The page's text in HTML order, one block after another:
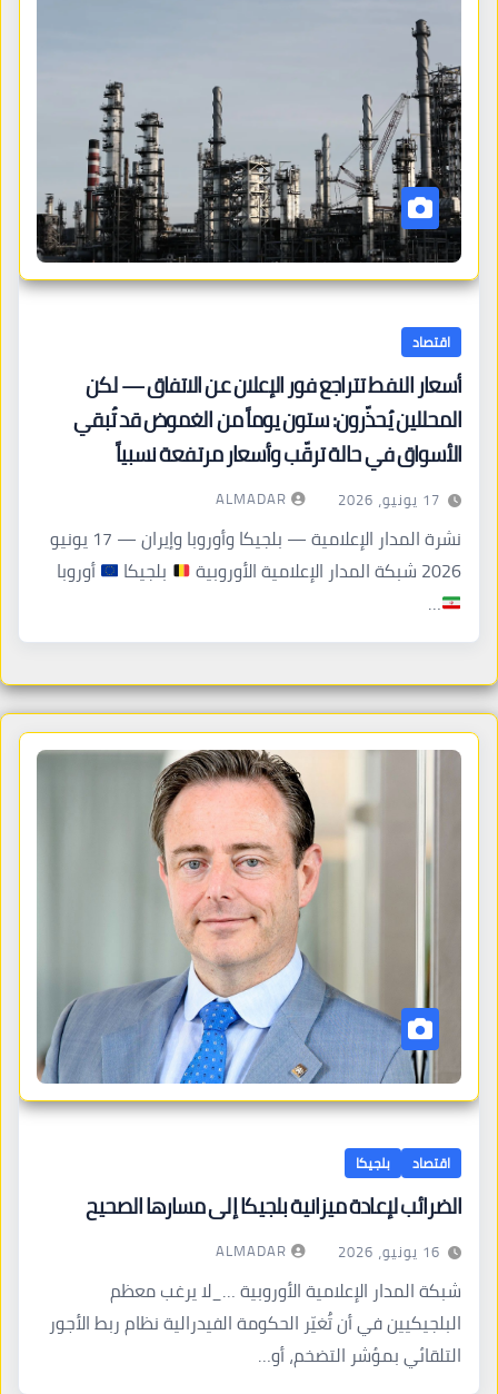
اقتصاد
أسعار النفط تتراجع فور الإعلان عن الاتفاق — لكن
المحللين يُحذّرون: ستون يوماً من الغموض قد تُبقي
الأسواق في حالة ترقّب وأسعار مرتفعة نسبياً
17 يونيو، 2026 ALMADAR
نشرة المدار الإعلامية — بلجيكا وأوروبا وإيران — 17 يونيو
2026 شبكة المدار الإعلامية الأوروبية
بلجيكا
أوروبا
…
اقتصاد بلجيكا
الضرائب لإعادة ميزانية بلجيكا إلى مسارها الصحيح
16 يونيو، 2026 ALMADAR
شبكة المدار الإعلامية الأوروبية …_لا يرغب معظم
البلجيكيين في أن تُغيّر الحكومة الفيدرالية نظام ربط الأجور
التلقائي بمؤشر التضخم، أو…